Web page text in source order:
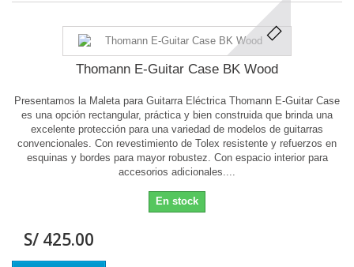
Thomann E-Guitar Case BK Wood
Presentamos la Maleta para Guitarra Eléctrica Thomann E-Guitar Case
es una opción rectangular, práctica y bien construida que brinda una
excelente protección para una variedad de modelos de guitarras
convencionales. Con revestimiento de Tolex resistente y refuerzos en
esquinas y bordes para mayor robustez. Con espacio interior para
accesorios adicionales....
En stock
S/ 425.00